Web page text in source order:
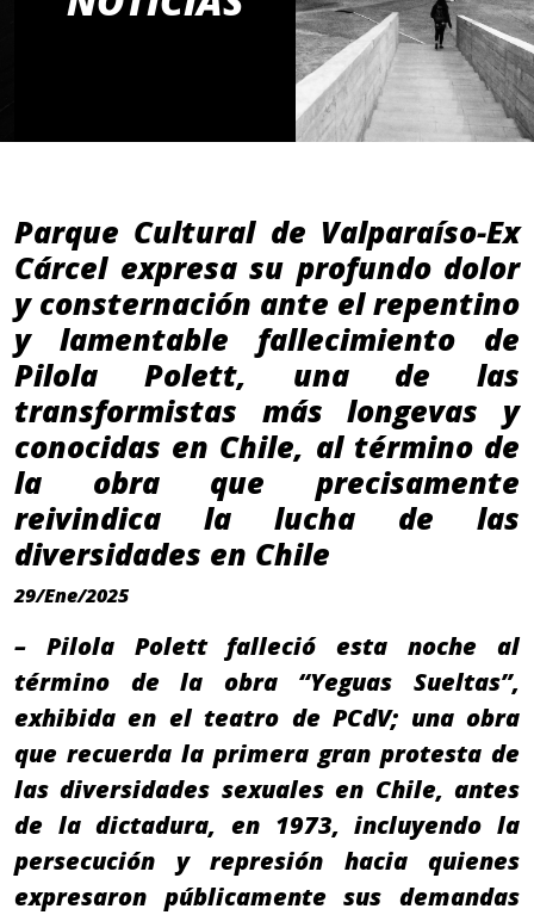
Parque Cultural de Valparaíso-Ex
Cárcel expresa su profundo dolor
y consternación ante el repentino
y lamentable fallecimiento de
Pilola Polett, una de las
transformistas más longevas y
conocidas en Chile, al término de
la obra que precisamente
reivindica la lucha de las
diversidades en Chile
29/Ene/2025
– Pilola Polett falleció esta noche al
término de la obra “Yeguas Sueltas”,
exhibida en el teatro de PCdV; una obra
que recuerda la primera gran protesta de
las diversidades sexuales en Chile, antes
de la dictadura, en 1973, incluyendo la
persecución y represión hacia quienes
expresaron públicamente sus demandas